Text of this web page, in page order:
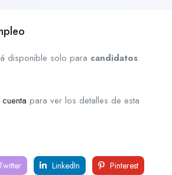
disponible solo para candidatos
para ver los detalles de esta
LinkedIn
Pinterest